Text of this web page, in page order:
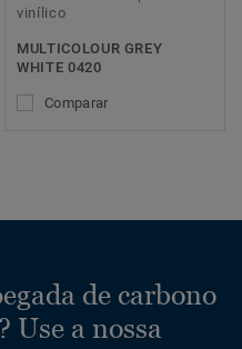
vinílico
MULTICOLOUR GREY
WHITE 0420
Comparar
de carbono
Use a nossa